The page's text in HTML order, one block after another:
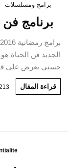
برامج ومسلسلات
برنامج فن
الجديد فن الحياة
حسني يعرض على
قراءة المقال